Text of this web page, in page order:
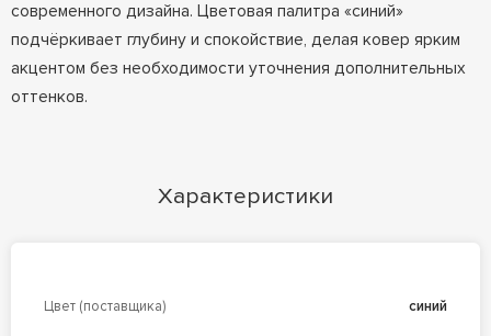
современного дизайна. Цветовая палитра «синий»
подчёркивает глубину и спокойствие, делая ковер ярким
акцентом без необходимости уточнения дополнительных
оттенков.
Характеристики
Цвет (поставщика) синий